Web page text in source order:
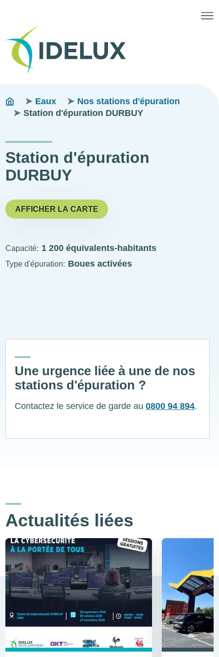
Fils
d'ariane
You
are
Eaux
Nos stations d'épuration
Station d'épuration DURBUY
Station d'épuration
DURBUY
AFFICHER LA CARTE
visitable
Capacité 1 200 équivalents-habitants
Type d'épuration Boues activées
Une urgence liée à une de nos
stations d'épuration ?
Contactez le service de garde au0800 94 894.
Actualités liées